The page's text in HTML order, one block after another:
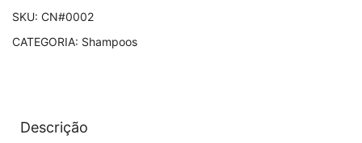
SKU: CN#0002
CATEGORIA: Shampoos
Descrição